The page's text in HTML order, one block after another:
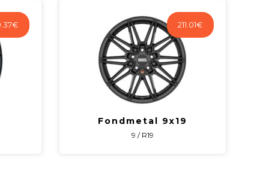
€ 211.01€
Fondmetal 9x19
9 / R19